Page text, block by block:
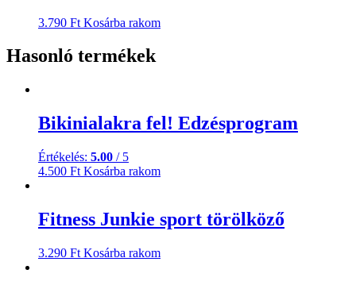
3.790 Ft Kosárba rakom
Hasonló termékek
Bikinialakra fel! Edzésprogram
Értékelés: 5.00 / 5
4.500 Ft Kosárba rakom
Fitness Junkie sport törölköző
3.290 Ft Kosárba rakom